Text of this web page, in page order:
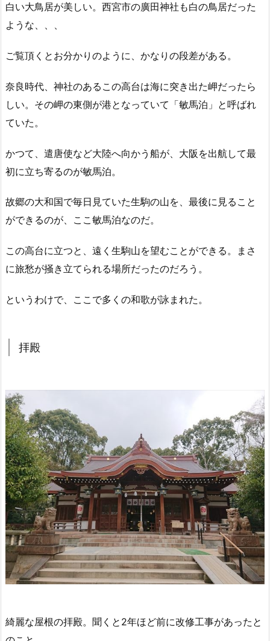
白い大鳥居が美しい。西宮市の廣田神社も白の鳥居だった
ような、、、
ご覧頂くとお分かりのように、かなりの段差がある。
奈良時代、神社のあるこの高台は海に突き出た岬だったら
しい。その岬の東側が港となっていて「敏馬泊」と呼ばれ
ていた。
かつて、遣唐使など大陸へ向かう船が、大阪を出航して最
初に立ち寄るのが敏馬泊。
故郷の大和国で毎日見ていた生駒の山を、最後に見ること
ができるのが、ここ敏馬泊なのだ。
この高台に立つと、遠く生駒山を望むことができる。まさ
に旅愁が掻き立てられる場所だったのだろう。
というわけで、ここで多くの和歌が詠まれた。
拝殿
綺麗な屋根の拝殿。聞くと2年ほど前に改修工事があったと